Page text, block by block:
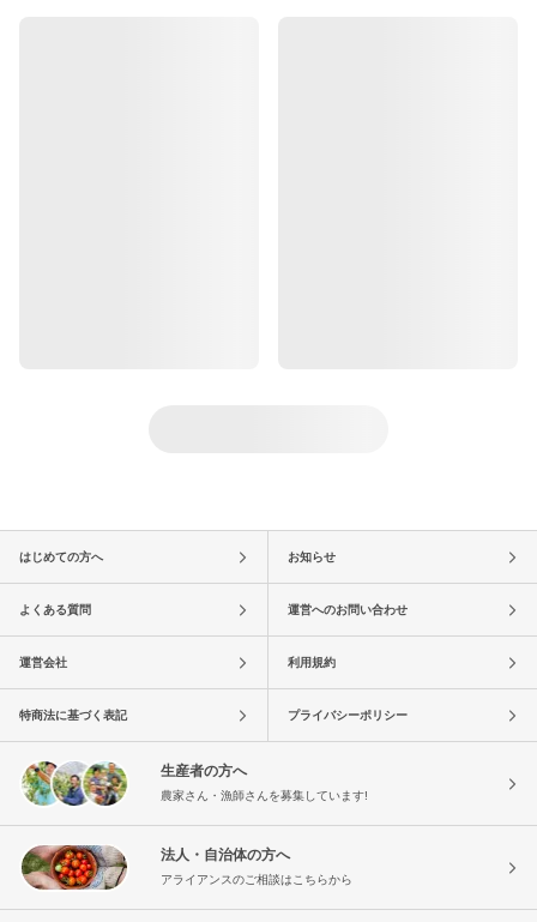
はじめての方へ お知らせ
よくある質問 運営へのお問い合わせ
運営会社 利用規約
特商法に基づく表記 プライバシーポリシー
生産者の方へ
農家さん・漁師さんを募集しています!
法人・自治体の方へ
アライアンスのご相談はこちらから